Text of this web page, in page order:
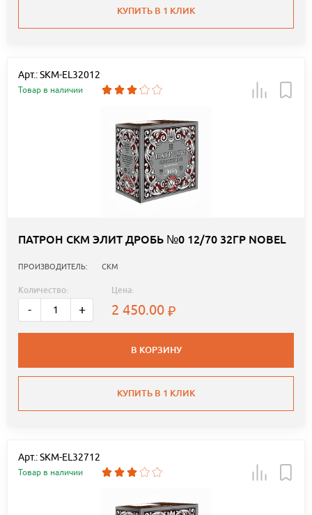
КУПИТЬ В 1 КЛИК
Арт.: SKM-EL32012
Товар в наличии
ПАТРОН СКМ ЭЛИТ ДРОБЬ №0 12/70 32ГР NOBEL
ПРОИЗВОДИТЕЛЬ: СКМ
Количество:
- +
Цена:
2 450.00
В КОРЗИНУ
КУПИТЬ В 1 КЛИК
Арт.: SKM-EL32712
Товар в наличии